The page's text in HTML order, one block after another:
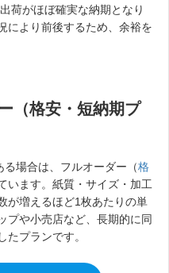
荷がほぼ確実な納期となり
により前後するため、余裕を
（格安・短納期プ
場合は、フルオーダー（格
います。紙質・サイズ・加工
が増えるほど1枚あたりの単
プや小売店など、長期的に同
たプランです。